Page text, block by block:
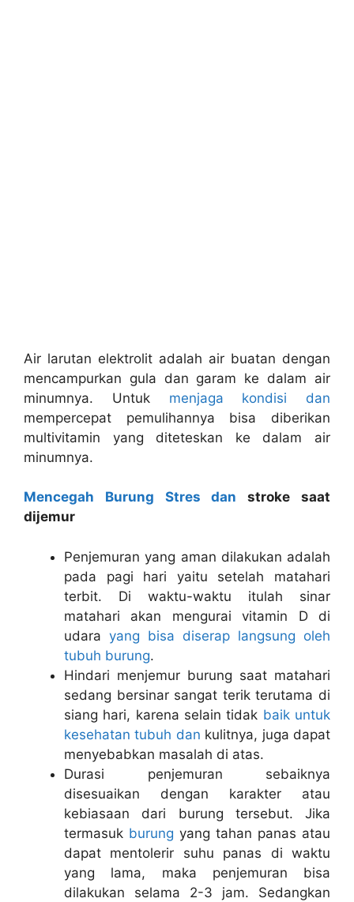
Air larutan elektrolit adalah air buatan dengan
mencampurkan gula dan garam ke dalam air
minumnya. Untuk menjaga kondisi dan
mempercepat pemulihannya bisa diberikan
multivitamin yang diteteskan ke dalam air
minumnya.
Mencegah Burung Stres dan stroke saat
dijemur
Penjemuran yang aman dilakukan adalah
pada pagi hari yaitu setelah matahari
terbit. Di waktu-waktu itulah sinar
matahari akan mengurai vitamin D di
udara yang bisa diserap langsung oleh
tubuh burung.
Hindari menjemur burung saat matahari
sedang bersinar sangat terik terutama di
siang hari, karena selain tidak baik untuk
kesehatan tubuh dan kulitnya, juga dapat
menyebabkan masalah di atas.
Durasi penjemuran sebaiknya
disesuaikan dengan karakter atau
kebiasaan dari burung tersebut. Jika
termasuk burung yang tahan panas atau
dapat mentolerir suhu panas di waktu
yang lama, maka penjemuran bisa
dilakukan selama 2-3 jam. Sedangkan